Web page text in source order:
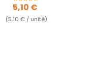
Prix
5,10 €
(5,10 € / unité)